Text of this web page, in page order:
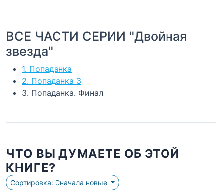
ВСЕ ЧАСТИ СЕРИИ "Двойная
звезда"
1. Попаданка
2. Попаданка 3
3. Попаданка. Финал
ЧТО ВЫ ДУМАЕТЕ ОБ ЭТОЙ
КНИГЕ?
Сортировка: Сначала новые